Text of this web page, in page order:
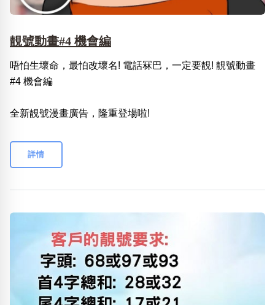
靚號動畫#4 機會編
唔怕生壞命，最怕改壞名! 電話冧巴，一定要靚! 靚號動畫
#4 機會編
全新靚號漫畫廣告，隆重登場啦!
詳情